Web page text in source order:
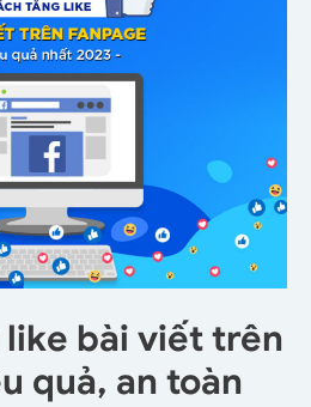
bài viết trên
quả, an toàn